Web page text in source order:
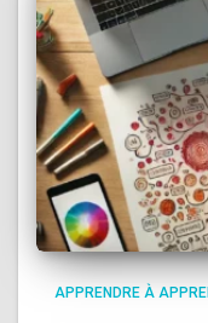
APPRENDRE À